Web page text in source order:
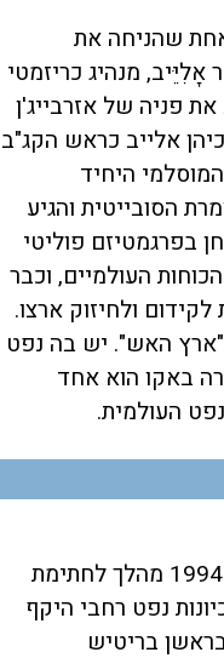
שהניחה את
אָלִיֵּיב, מנהיג כריזמטי
פניה של אזרבייג'ן
אלייב כראש הקג"ב
שנים. הוא המוסלמי היחיד
הסובייטית והגיע
בפרגמטיזם פוליטי
העולמיים, וכבר
ולחיזוק ארצו.
"ארץ האש". יש בה נפט
באקו הוא אחד
העולמית.
בצעד היסטורי נועז הוביל אלייב ב־1994 מהלך לחתימת
נפט רחבי היקף
בריטיש